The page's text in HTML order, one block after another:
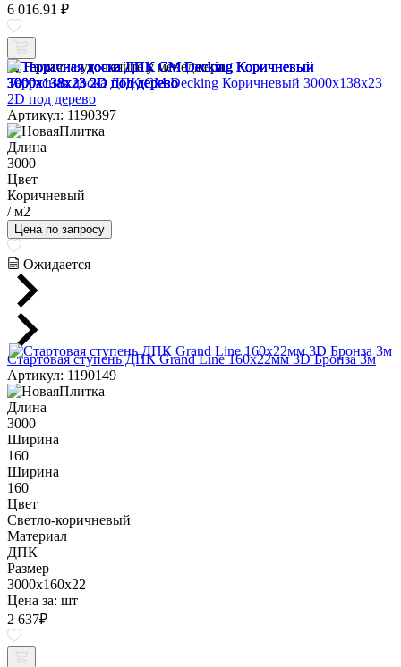
6 016.91 ₽
Наличие уточняйте у менеджера
Террасная доска ДПК CM Decking Коричневый 3000x138x23
2D под дерево
Артикул: 1190397
Длина
3000
Цвет
Коричневый
/ м2
Цена по запросу
Ожидается
Стартовая ступень ДПК Grand Line 160х22мм 3D Бронза 3м
Артикул: 1190149
Длина
3000
Ширина
160
Ширина
160
Цвет
Светло-коричневый
Материал
ДПК
Размер
3000x160x22
Цена за: шт
2 637₽